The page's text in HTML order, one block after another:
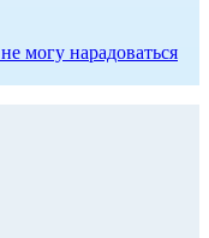
могу нарадоваться